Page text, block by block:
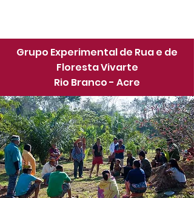
Grupo Experimental de Rua e de
Floresta Vivarte
Rio Branco - Acre